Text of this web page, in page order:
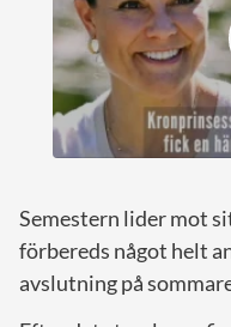
Semestern lider mot
förbereds något helt
avslutning på